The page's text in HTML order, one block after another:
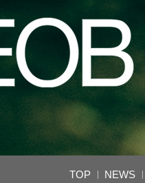
TOP NEWS